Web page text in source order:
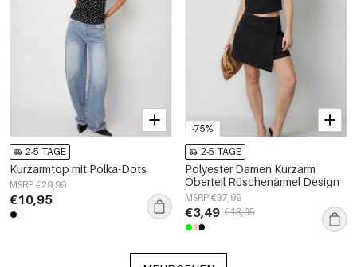
2-5 TAGE
Kurzarmtop mit Polka-Dots
MSRP €29,99
€10,95
-75%
2-5 TAGE
Polyester Damen Kurzarm
Oberteil Rüschenärmel Design
MSRP €37,99
€3,49 €13,95